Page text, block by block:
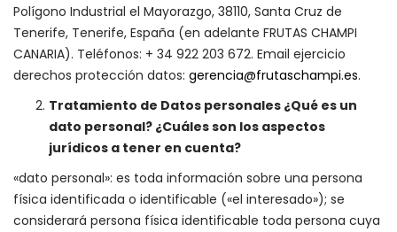
Polígono Industrial el Mayorazgo, 38110, Santa Cruz de
Tenerife, Tenerife, España (en adelante FRUTAS CHAMPI
CANARIA). Teléfonos: + 34 922 203 672. Email ejercicio
derechos protección datos: gerencia@frutaschampi.es.
Tratamiento de Datos personales ¿Qué es un
dato personal? ¿Cuáles son los aspectos
jurídicos a tener en cuenta?
«dato personal»: es toda información sobre una persona
física identificada o identificable («el interesado»); se
considerará persona física identificable toda persona cuya